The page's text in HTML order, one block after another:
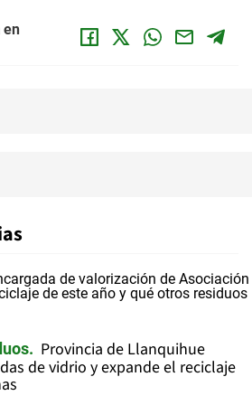
en
Provincia de Llanquihue
de vidrio y expande el reciclaje